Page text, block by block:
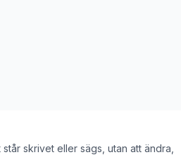
skrivet eller sägs, utan att ändra,